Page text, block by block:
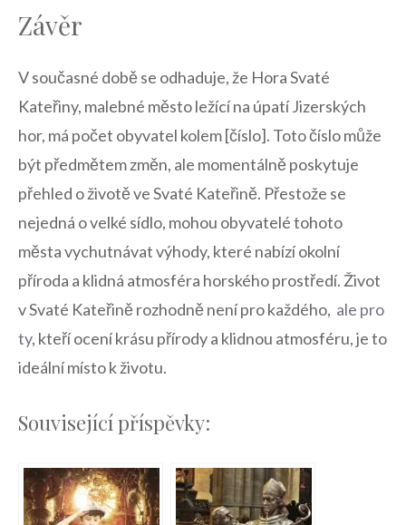
Závěr
V současné době ‌se odhaduje, ⁣že Hora‌ Svaté
Kateřiny, ‌malebné​ město ⁣ležící na úpatí ​Jizerských
hor, má ⁣počet obyvatel kolem [číslo]. Toto ⁤číslo může
‍být předmětem změn, ale momentálně poskytuje‌
přehled‌ o ‌životě ve‌ Svaté Kateřině. Přestože se
nejedná o velké‌ sídlo, ‌mohou obyvatelé tohoto
města vychutnávat výhody, které ⁢nabízí⁢ okolní⁢
příroda a klidná atmosféra horského prostředí. Život
v Svaté Kateřině rozhodně není pro každého, ⁢ ale pro
ty, kteří⁤ ocení krásu přírody a‌ klidnou atmosféru, je to
ideální místo k životu.
Související příspěvky: